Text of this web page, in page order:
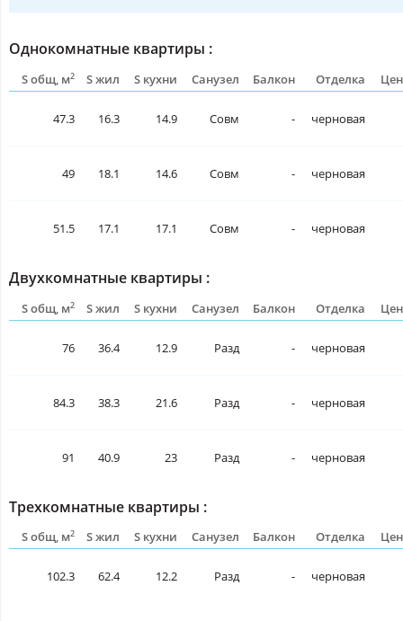
Однокомнатные квартиры :
S общ, м2 S жил S кухни Санузел Балкон Отделка
47.3 16.3 14.9 Совм - черновая
49 18.1 14.6 Совм - черновая
51.5 17.1 17.1 Совм - черновая
Двухкомнатные квартиры :
S общ, м2 S жил S кухни Санузел Балкон Отделка
76 36.4 12.9 Разд - черновая
84.3 38.3 21.6 Разд - черновая
91 40.9 23 Разд - черновая
Трехкомнатные квартиры :
S общ, м2 S жил S кухни Санузел Балкон Отделка
102.3 62.4 12.2 Разд - черновая